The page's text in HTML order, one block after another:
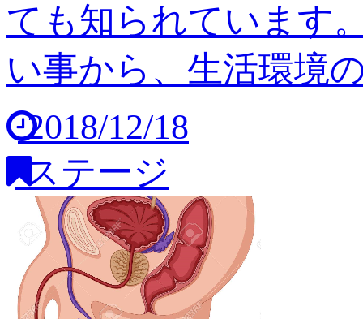
ても知られています
い事から、生活環境
2018/12/18
ステージ